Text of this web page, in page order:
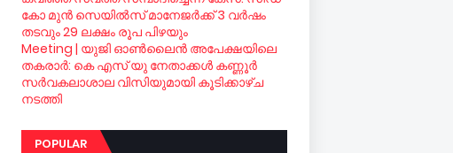
കോ മുന്‍ സെയില്‍സ് മാനേജര്‍ക്ക് 3 വര്‍ഷം
തടവും 29 ലക്ഷം രൂപ പിഴയും
Meeting | യുജി ഓണ്‍ലൈന്‍ അപേക്ഷയിലെ
തകരാര്‍: കെ എസ് യു നേതാക്കള്‍ കണ്ണൂര്‍
സര്‍വകലാശാല വിസിയുമായി കൂടിക്കാഴ്ച
നടത്തി
POPULAR